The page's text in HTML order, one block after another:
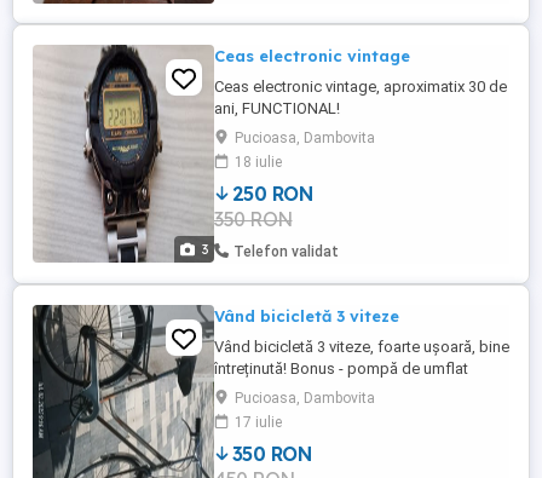
3
Ceas electronic vintage
Ceas electronic vintage, aproximatix 30 de
ani, FUNCTIONAL!
Pucioasa, Dambovita
18 iulie
250 RON
350 RON
Telefon validat
Vând bicicletă 3 viteze
Vând bicicletă 3 viteze, foarte ușoară, bine
întreținută! Bonus - pompă de umflat
roțile!Pucioasa, Dambovita
17 iulie
350 RON